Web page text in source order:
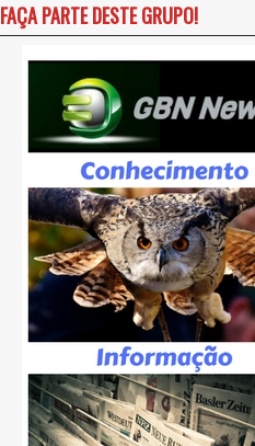
FAÇA PARTE DESTE GRUPO!